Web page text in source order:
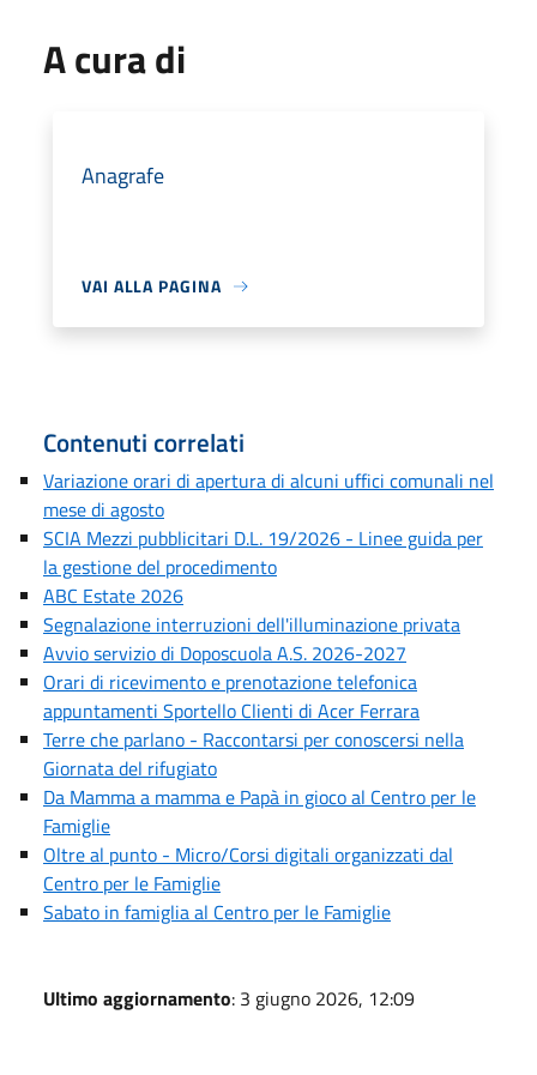
A cura di
Anagrafe
VAI ALLA PAGINA
Contenuti correlati
Variazione orari di apertura di alcuni uffici comunali nel
mese di agosto
SCIA Mezzi pubblicitari D.L. 19/2026 - Linee guida per
la gestione del procedimento
ABC Estate 2026
Segnalazione interruzioni dell'illuminazione privata
Avvio servizio di Doposcuola A.S. 2026-2027
Orari di ricevimento e prenotazione telefonica
appuntamenti Sportello Clienti di Acer Ferrara
Terre che parlano - Raccontarsi per conoscersi nella
Giornata del rifugiato
Da Mamma a mamma e Papà in gioco al Centro per le
Famiglie
Oltre al punto - Micro/Corsi digitali organizzati dal
Centro per le Famiglie
Sabato in famiglia al Centro per le Famiglie
Ultimo aggiornamento: 3 giugno 2026, 12:09